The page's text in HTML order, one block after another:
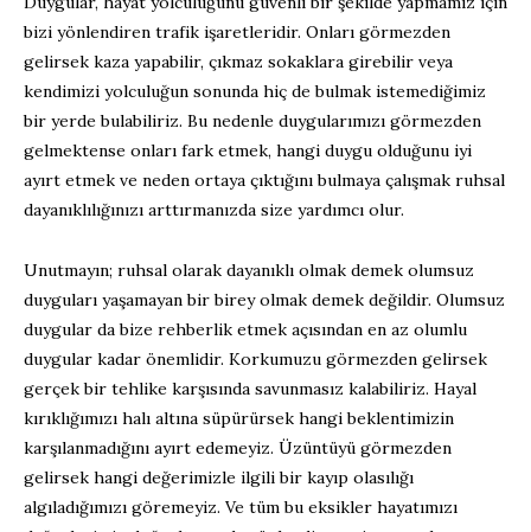
bizi yönlendiren trafik işaretleridir. Onları görmezden
gelirsek kaza yapabilir, çıkmaz sokaklara girebilir veya
kendimizi yolculuğun sonunda hiç de bulmak istemediğimiz
bir yerde bulabiliriz. Bu nedenle duygularımızı görmezden
gelmektense onları fark etmek, hangi duygu olduğunu iyi
ayırt etmek ve neden ortaya çıktığını bulmaya çalışmak ruhsal
dayanıklılığınızı arttırmanızda size yardımcı olur.
Unutmayın; ruhsal olarak dayanıklı olmak demek olumsuz
duyguları yaşamayan bir birey olmak demek değildir. Olumsuz
duygular da bize rehberlik etmek açısından en az olumlu
duygular kadar önemlidir. Korkumuzu görmezden gelirsek
gerçek bir tehlike karşısında savunmasız kalabiliriz. Hayal
kırıklığımızı halı altına süpürürsek hangi beklentimizin
karşılanmadığını ayırt edemeyiz. Üzüntüyü görmezden
gelirsek hangi değerimizle ilgili bir kayıp olasılığı
algıladığımızı göremeyiz. Ve tüm bu eksikler hayatımızı